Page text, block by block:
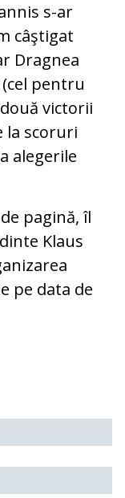
s-ar
câştigat
Dragnea
pentru
victorii
la scoruri
alegerile
pagină, îl
Klaus
pe data de